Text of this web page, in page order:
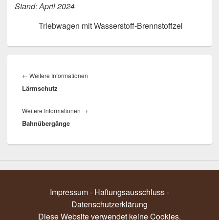
Stand: April 2024
Triebwagen mit Wasserstoff-Brennstoffzel
← Weitere Informationen
Lärmschutz
Weitere Informationen →
Bahnübergänge
Impressum - Haftungsausschluss-
Datenschutzerklärung
Diese Website verwendet keine Cookies.